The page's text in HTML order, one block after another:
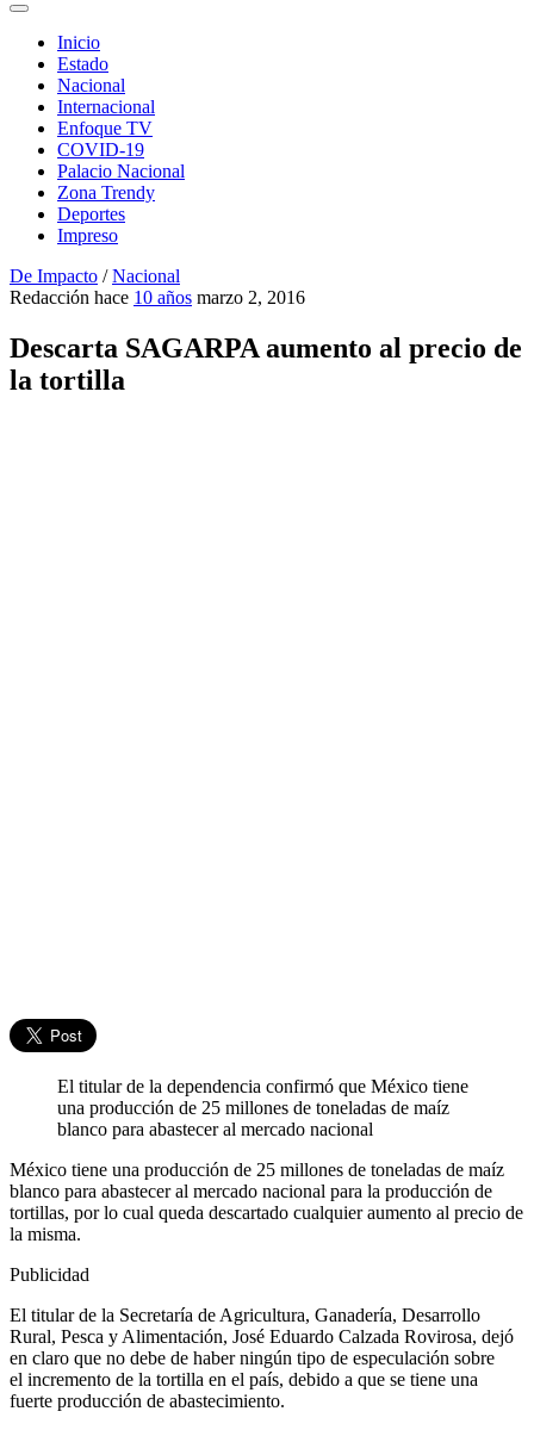
Inicio
Estado
Nacional
Internacional
Enfoque TV
COVID-19
Palacio Nacional
Zona Trendy
Deportes
Impreso
De Impacto /Nacional
Redacción hace 10 años marzo 2, 2016
Descarta SAGARPA aumento al precio de
la tortilla
El titular de la dependencia confirmó que México tiene
una producción de 25 millones de toneladas de maíz
blanco para abastecer al mercado nacional
México tiene una producción de 25 millones de toneladas de maíz
blanco para abastecer al mercado nacional para la producción de
tortillas, por lo cual queda descartado cualquier aumento al precio de
la misma.
Publicidad
El titular de la Secretaría de Agricultura, Ganadería, Desarrollo
Rural, Pesca y Alimentación, José Eduardo Calzada Rovirosa, dejó
en claro que no debe de haber ningún tipo de especulación sobre
el incremento de la tortilla en el país, debido a que se tiene una
fuerte producción de abastecimiento.